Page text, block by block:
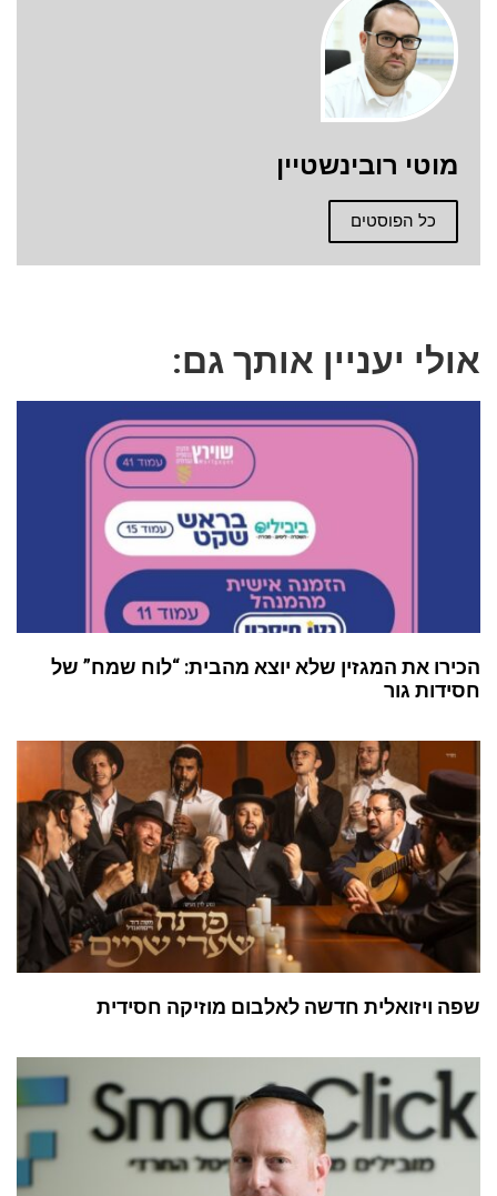
מוטי רובינשטיין
כל הפוסטים
אולי יעניין אותך גם:
הכירו את המגזין שלא יוצא מהבית: “לוח שמח” של
חסידות גור
שפה ויזואלית חדשה לאלבום מוזיקה חסידית